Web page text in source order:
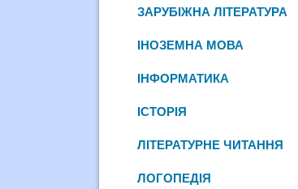
ЗАРУБІЖНА ЛІТЕРАТУРА
ІНОЗЕМНА МОВА
ІНФОРМАТИКА
ІСТОРІЯ
ЛІТЕРАТУРНЕ ЧИТАННЯ
ЛОГОПЕДІЯ